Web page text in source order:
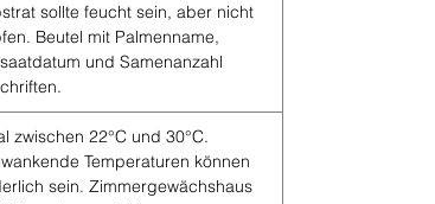
sollte feucht sein, aber nicht
Beutel mit Palmenname,
und Samenanzahl
zwischen 22°C und 30°C.
Temperaturen können
sein. Zimmergewächshaus